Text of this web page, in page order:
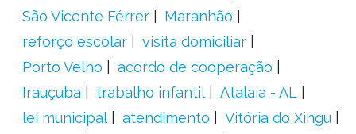
São Vicente Férrer
Maranhão
reforço escolar
visita domiciliar
Porto Velho
acordo de cooperação
Irauçuba
trabalho infantil
Atalaia - AL
lei municipal
atendimento
Vitória do Xingu